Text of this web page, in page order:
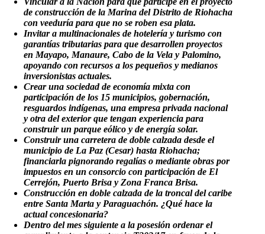
de construcción de la Marina del Distrito de Riohacha
con veeduría para que no se roben esa plata.
Invitar a multinacionales de hotelería y turismo con
garantías tributarias para que desarrollen proyectos
en Mayapo, Manaure, Cabo de la Vela y Palomino,
apoyando con recursos a los pequeños y medianos
inversionistas actuales.
Crear una sociedad de economía mixta con
participación de los 15 municipios, gobernación,
resguardos indígenas, una empresa privada nacional
y otra del exterior que tengan experiencia para
construir un parque eólico y de energía solar.
Construir una carretera de doble calzada desde el
municipio de La Paz (Cesar) hasta Riohacha;
financiarla pignorando regalías o mediante obras por
impuestos en un consorcio con participación de El
Cerrejón, Puerto Brisa y Zona Franca Brisa.
Construcción en doble calzada de la troncal del caribe
entre Santa Marta y Paraguachón. ¿Qué hace la
actual concesionaria?
Dentro del mes siguiente a la posesión ordenar el